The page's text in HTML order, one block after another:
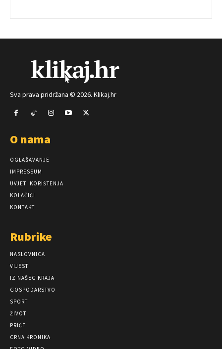
Sva prava pridržana © 2026. Klikaj.hr
O nama
OGLAŠAVANJE
IMPRESSUM
UVJETI KORIŠTENJA
KOLAČIĆI
KONTAKT
Rubrike
NASLOVNICA
VIJESTI
IZ NAŠEG KRAJA
GOSPODARSTVO
SPORT
ŽIVOT
PRIČE
CRNA KRONIKA